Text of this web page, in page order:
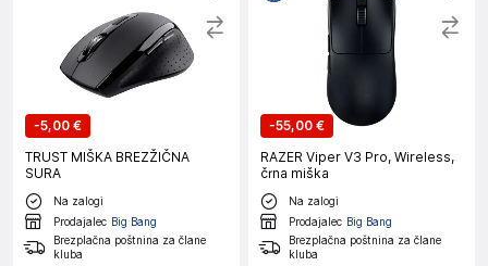
-5,00 €
TRUST MIŠKA BREZŽIČNA
SURA
Na zalogi
Prodajalec Big Bang
Brezplačna poštnina za člane
kluba
-55,00 €
RAZER Viper V3 Pro, Wireless,
črna miška
Na zalogi
Prodajalec Big Bang
Brezplačna poštnina za člane
kluba